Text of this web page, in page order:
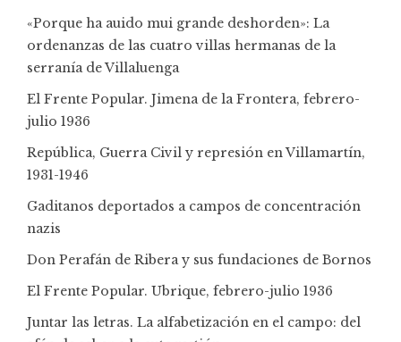
«Porque ha auido mui grande deshorden»: La
ordenanzas de las cuatro villas hermanas de la
serranía de Villaluenga
El Frente Popular. Jimena de la Frontera, febrero-
julio 1936
República, Guerra Civil y represión en Villamartín,
1931-1946
Gaditanos deportados a campos de concentración
nazis
Don Perafán de Ribera y sus fundaciones de Bornos
El Frente Popular. Ubrique, febrero-julio 1936
Juntar las letras. La alfabetización en el campo: del